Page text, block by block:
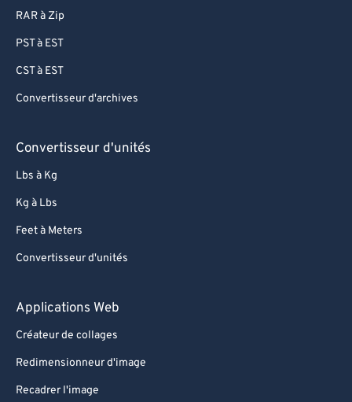
RAR à Zip
PST à EST
CST à EST
Convertisseur d'archives
Convertisseur d'unités
Lbs à Kg
Kg à Lbs
Feet à Meters
Convertisseur d'unités
Applications Web
Créateur de collages
Redimensionneur d'image
Recadrer l'image